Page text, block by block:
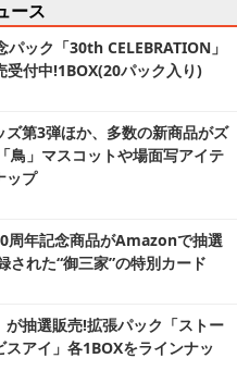
ース
パック「30th CELEBRATION」
付中!1BOX(20パック入り)
ズ第3弾ほか、多数の新商品がズ
鳥」マスコットや場面写アイテ
ップ
周年記念商品がAmazonで抽選
された“御三家”の特別カード
が抽選販売!拡張パック「ストー
アイ」各1BOXをラインナッ